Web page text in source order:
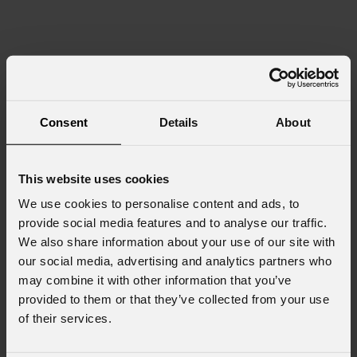
Consent Details About
This website uses cookies
We use cookies to personalise content and ads, to
provide social media features and to analyse our traffic.
We also share information about your use of our site with
our social media, advertising and analytics partners who
may combine it with other information that you’ve
provided to them or that they’ve collected from your use
of their services.